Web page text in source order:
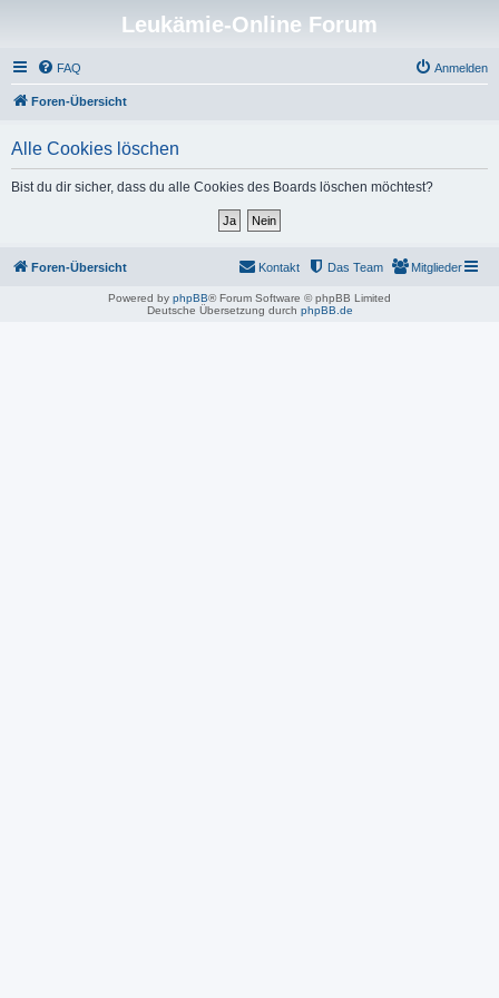
Leukämie-Online Forum
FAQ Anmelden
Foren-Übersicht
Alle Cookies löschen
Bist du dir sicher, dass du alle Cookies des Boards löschen möchtest?
Foren-Übersicht Mitglieder
Das Team
Kontakt
Powered by phpBB® Forum Software © phpBB Limited
Deutsche Übersetzung durch phpBB.de